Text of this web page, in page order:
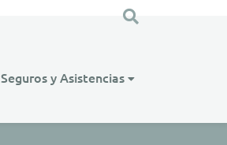
Seguros y Asistencias